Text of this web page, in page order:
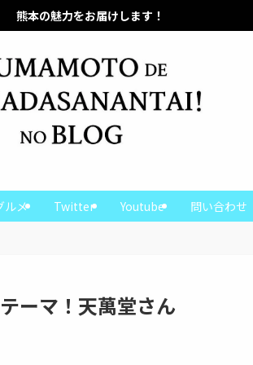
！
ルメ Twitter Youtube 問い合わせ
ーマ！天萬堂さん